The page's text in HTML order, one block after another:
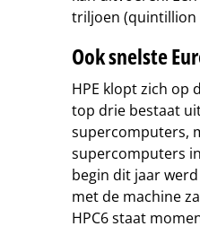
triljoen (quintillion
Ook snelste
HPE klopt zich op
top drie bestaat
supercomputers,
supercomputers
begin dit jaar
met de machine
HPC6 staat